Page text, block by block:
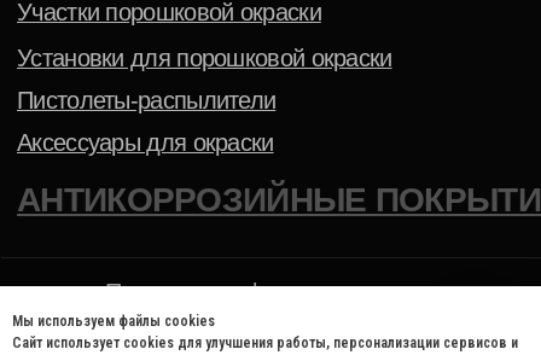
Мы используем файлы cookies
Сайт использует cookies для улучшения работы, персонализации сервисов и